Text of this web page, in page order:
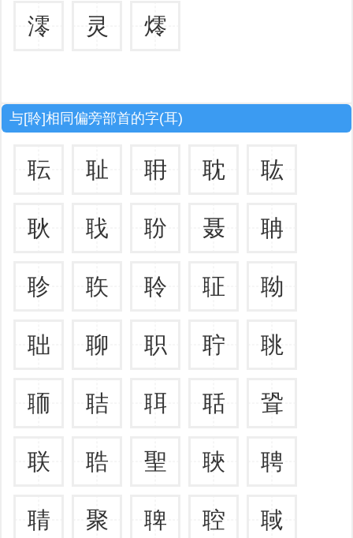
澪 灵 燯
与[聆]相同偏旁部首的字(耳)
耺 耻 耼 耽 耾
耿 聀 聁 聂 聃
聄 聅 聆 聇 聈
聉 聊 职 聍 聎
聏 聐 聑 聒 聓
联 聕 聖 聗 聘
聙 聚 聛 聜 聝